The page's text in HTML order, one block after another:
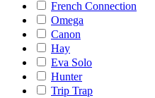
French Connection
Omega
Canon
Hay
Eva Solo
Hunter
Trip Trap